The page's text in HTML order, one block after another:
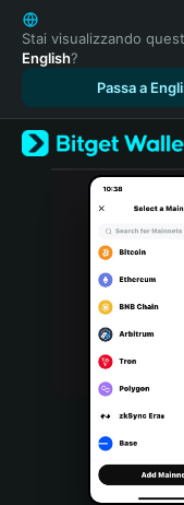
English
日本語
Tiếng Việt
Español
Türkçe
Italiano
Português (Portugal)
Bahasa Indonesia
Português (Brasil)
Español (Argentina)
Stai visualizzando
English?
Passa a